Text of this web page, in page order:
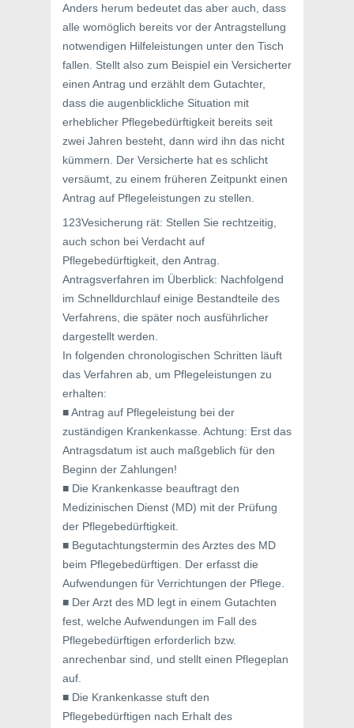
Anders herum bedeutet das aber auch, dass
alle womöglich bereits vor der Antragstellung
notwendigen Hilfeleistungen unter den Tisch
fallen. Stellt also zum Beispiel ein Versicherter
einen Antrag und erzählt dem Gutachter,
dass die augenblickliche Situation mit
erheblicher Pflegebedürftigkeit bereits seit
zwei Jahren besteht, dann wird ihn das nicht
kümmern. Der Versicherte hat es schlicht
versäumt, zu einem früheren Zeitpunkt einen
Antrag auf Pflegeleistungen zu stellen.
123Vesicherung rät: Stellen Sie rechtzeitig,
auch schon bei Verdacht auf
Pflegebedürftigkeit, den Antrag.
Antragsverfahren im Überblick: Nachfolgend
im Schnelldurchlauf einige Bestandteile des
Verfahrens, die später noch ausführlicher
dargestellt werden.
In folgenden chronologischen Schritten läuft
das Verfahren ab, um Pflegeleistungen zu
erhalten:
■ Antrag auf Pflegeleistung bei der
zuständigen Krankenkasse. Achtung: Erst das
Antragsdatum ist auch maßgeblich für den
Beginn der Zahlungen!
■ Die Krankenkasse beauftragt den
Medizinischen Dienst (MD) mit der Prüfung
der Pflegebedürftigkeit.
■ Begutachtungstermin des Arztes des MD
beim Pflegebedürftigen. Der erfasst die
Aufwendungen für Verrichtungen der Pflege.
■ Der Arzt des MD legt in einem Gutachten
fest, welche Aufwendungen im Fall des
Pflegebedürftigen erforderlich bzw.
anrechenbar sind, und stellt einen Pflegeplan
auf.
■ Die Krankenkasse stuft den
Pflegebedürftigen nach Erhalt des